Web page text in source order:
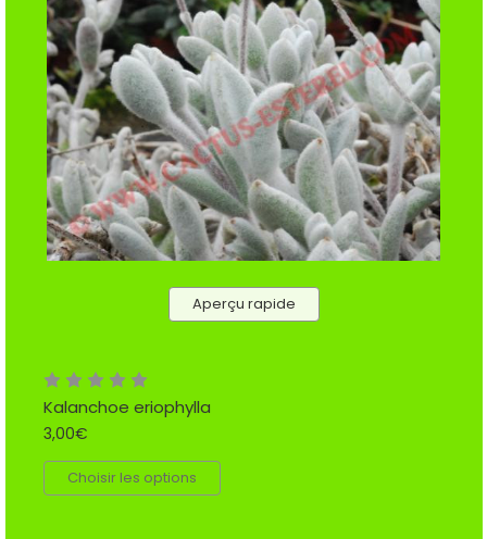
Aperçu rapide
Kalanchoe eriophylla
3,00€
Choisir les options